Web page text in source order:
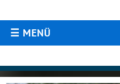
☰ MENÜ
Aktuelles